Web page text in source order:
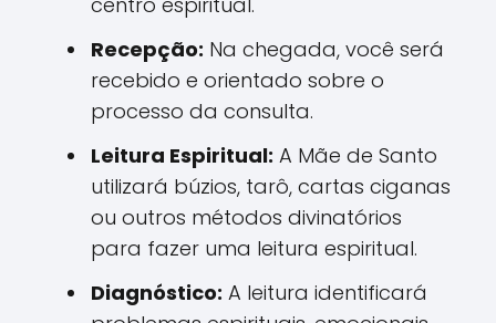
Recepção: Na chegada, você será
recebido e orientado sobre o
processo da consulta.
Leitura Espiritual: A Mãe de Santo
utilizará búzios, tarô, cartas ciganas
ou outros métodos divinatórios
para fazer uma leitura espiritual.
Diagnóstico: A leitura identificará